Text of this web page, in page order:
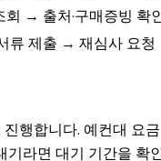
회 → 출처·구매증빙 확
류 제출 → 재심사 요청
행합니다. 예컨대 요
라면 대기 기간을